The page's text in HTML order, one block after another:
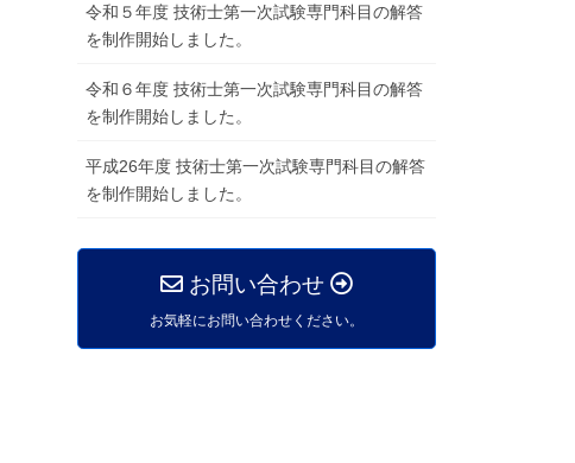
令和５年度 技術士第一次試験専門科目の解答
を制作開始しました。
令和６年度 技術士第一次試験専門科目の解答
を制作開始しました。
平成26年度 技術士第一次試験専門科目の解答
を制作開始しました。
お問い合わせ
お気軽にお問い合わせください。